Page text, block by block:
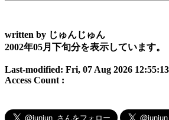
written by じゅんじゅん
2002年05月下旬分を表示しています。
Last-modified: Fri, 07 Aug 2026
Access Count :